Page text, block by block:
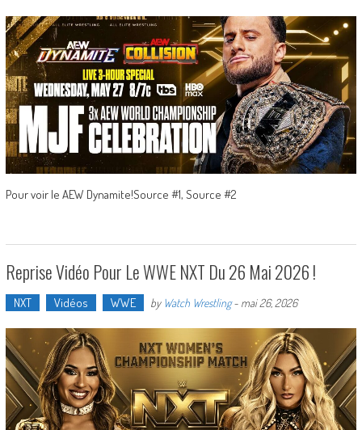
Pour voir le AEW Dynamite!Source #1, Source #2
Reprise Vidéo Pour Le WWE NXT Du 26 Mai 2026 !
NXT Vidéos WWE by Watch Wrestling- mai 26, 2026